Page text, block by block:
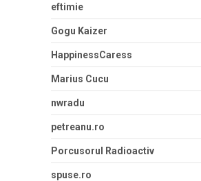
eftimie
Gogu Kaizer
HappinessCaress
Marius Cucu
nwradu
petreanu.ro
Porcusorul Radioactiv
spuse.ro